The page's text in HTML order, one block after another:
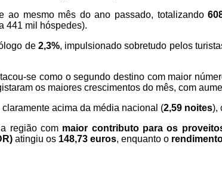
ao mesmo mês do ano passado, totalizando
441 mil hóspedes).
de 2,3%, impulsionado sobretudo pelos
se como o segundo destino com maior
os maiores crescimentos do mês, com
claramente acima da média nacional (2,59 noites),
região com maior contributo para os
atingiu os 148,73 euros, enquanto o